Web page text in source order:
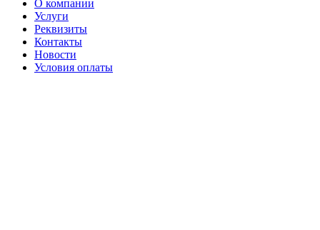
О компании
Услуги
Реквизиты
Контакты
Новости
Условия оплаты